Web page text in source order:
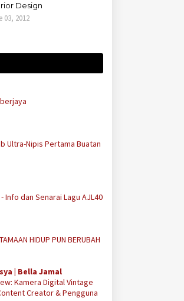
Design
03, 2012
Ultra-Nipis Pertama Buatan
Info dan Senarai Lagu AJL40
HIDUP PUN BERUBAH
| Bella Jamal
Kamera Digital Vintage
Creator & Pengguna